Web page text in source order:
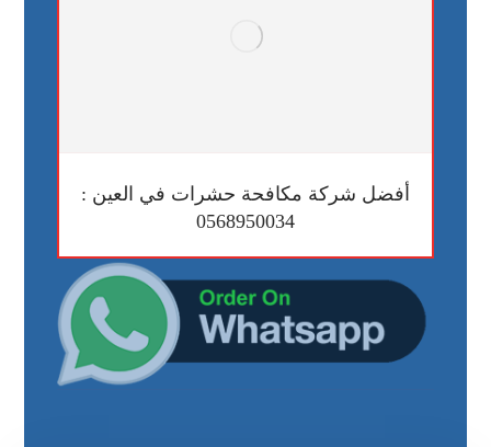
أفضل شركة مكافحة حشرات في العين :
0568950034